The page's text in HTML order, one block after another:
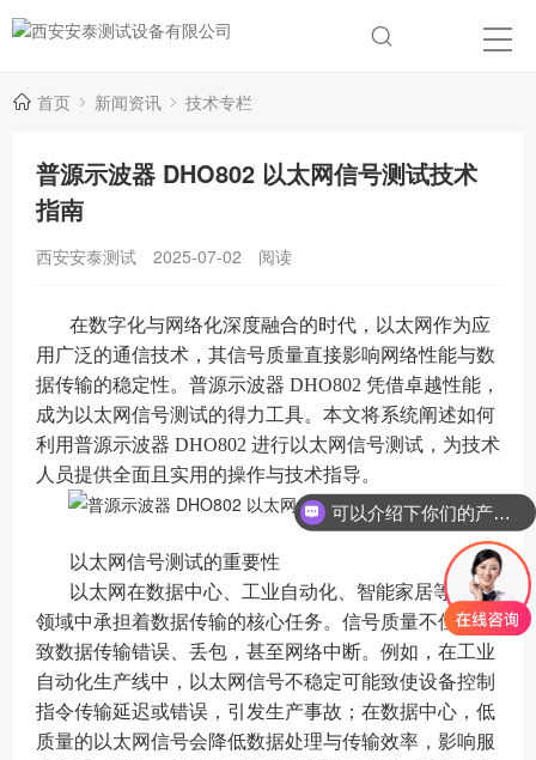
首页 新闻资讯 技术专栏
普源示波器 DHO802 以太网信号测试技术
指南
西安安泰测试 2025-07-02 阅读
在数字化与网络化深度融合的时代，以太网作为应
用广泛的通信技术，其信号质量直接影响网络性能与数
据传输的稳定性。普源示波器 DHO802 凭借卓越性能，
成为以太网信号测试的得力工具。本文将系统阐述如何
利用普源示波器 DHO802 进行以太网信号测试，为技术
人员提供全面且实用的操作与技术指导。
以太网信号测试的重要性
以太网在数据中心、工业自动化、智能家居等众多
领域中承担着数据传输的核心任务。信号质量不佳会导
致数据传输错误、丢包，甚至网络中断。例如，在工业
自动化生产线中，以太网信号不稳定可能致使设备控制
指令传输延迟或错误，引发生产事故；在数据中心，低
质量的以太网信号会降低数据处理与传输效率，影响服
可以介绍下你们的产品么？